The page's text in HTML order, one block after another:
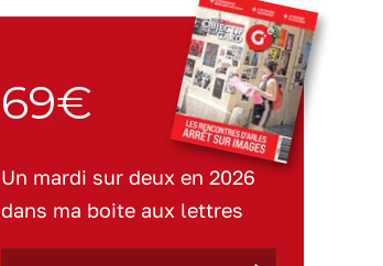
69€
Un mardi sur deux en 2026
dans ma boite aux lettres